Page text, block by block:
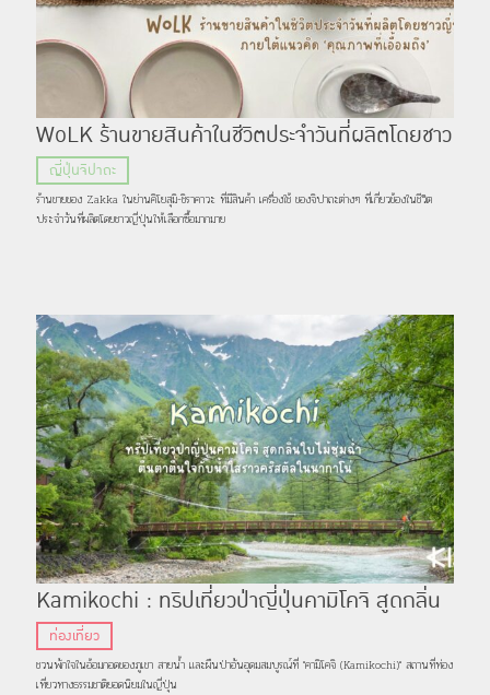
WoLK ร้านขายสินค้าในชีวิตประจำวันที่ผลิตโดยชาว
ญี่ปุ่น ภายใต้แนวคิด ‘คุณภาพที่เอื้อมถึง’
ญี่ปุ่นจิปาถะ
ร้านขายของ Zakka ในย่านคิโยสุมิ-ชิราคาวะ ที่มีสินค้า เครื่องใช้ ของจิปาถะต่างๆ ที่เกี่ยวข้องในชีวิต
ประจำวันที่ผลิตโดยชาวญี่ปุ่นให้เลือกซื้อมากมาย
Kamikochi : ทริปเที่ยวป่าญี่ปุ่นคามิโคจิ สูดกลิ่น
ใบไม้ชุ่มฉ่ำ ตื่นตาตื่นใจกับน้ำใสราวคริสตัลในนากา
โน่
ท่องเที่ยว
ชวนพักใจในอ้อมกอดของภูเขา สายน้ำ และผืนป่าอันอุดมสมบูรณ์ที่ "คามิโคจิ (Kamikochi)" สถานที่ท่อง
เที่ยวทางธรรมชาติยอดนิยมในญี่ปุ่น